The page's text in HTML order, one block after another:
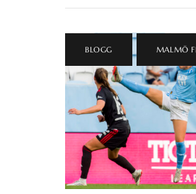
BLOGG MALMÖ